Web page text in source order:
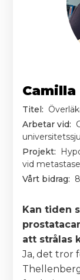
Titel:
Arbetar vid:
Projekt:
vid
Vårt bidrag:
Kan tiden
att strålas
Ja, det tror